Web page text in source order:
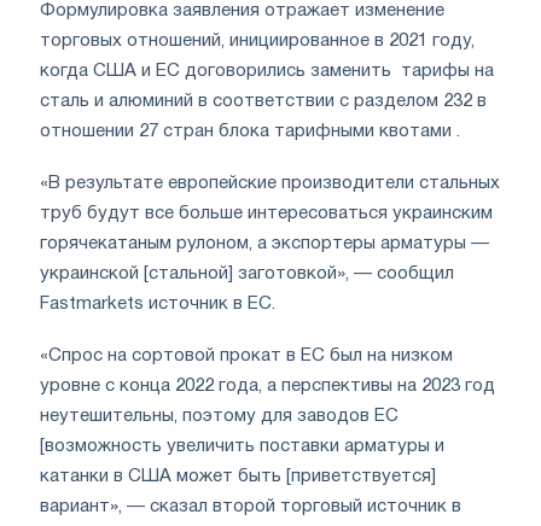
Формулировка заявления отражает изменение
торговых отношений, инициированное в 2021 году,
когда США и ЕС договорились заменить тарифы на
сталь и алюминий в соответствии с разделом 232 в
отношении 27 стран блока тарифными квотами .
«В результате европейские производители стальных
труб будут все больше интересоваться украинским
горячекатаным рулоном, а экспортеры арматуры —
украинской [стальной] заготовкой», — сообщил
Fastmarkets источник в ЕС.
«Спрос на сортовой прокат в ЕС был на низком
уровне с конца 2022 года, а перспективы на 2023 год
неутешительны, поэтому для заводов ЕС
[возможность увеличить поставки арматуры и
катанки в США может быть [приветствуется]
вариант», — сказал второй торговый источник в